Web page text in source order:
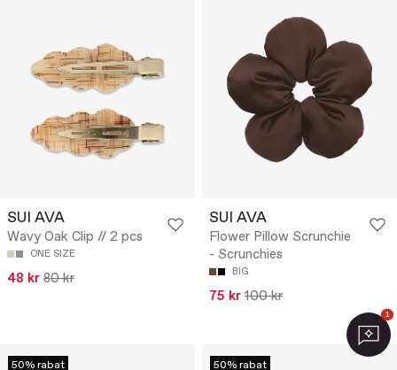
SUI AVA
Wavy Oak Clip // 2 pcs
ONE SIZE
48 kr 80 kr
SUI AVA
Flower Pillow Scrunchie
- Scrunchies
BIG
75 kr 100 kr
50% rabat 50% rabat
1